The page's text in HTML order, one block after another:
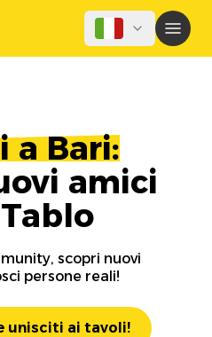
a Bari:
amici
scopri nuovi
persone reali!
unisciti ai tavoli!